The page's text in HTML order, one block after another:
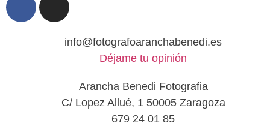
Arancha Benedi Fotografia
C/ Lopez Allué, 1 50005 Zaragoza
679 24 01 85
info@fotografoaranchabenedi.es
Déjame tu opinión